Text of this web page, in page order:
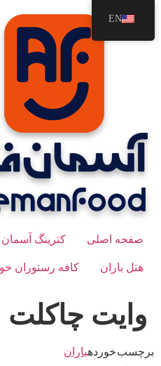
محتوا
صفحه اصلی کترینگ آسمان
هتل باران کافه رستوران
وایت چاکلت
برچسب خوردهباران
EN